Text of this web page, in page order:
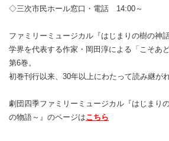
◇三次市民ホール窓口・電話 14:00～
ファミリーミュージカル『はじまりの樹の神
学界を代表する作家・岡田淳による「こそあ
第6巻。
初巻刊行以来、30年以上にわたって読み継が
劇団四季ファミリーミュージカル『はじまり
の物語～』のページはこちら